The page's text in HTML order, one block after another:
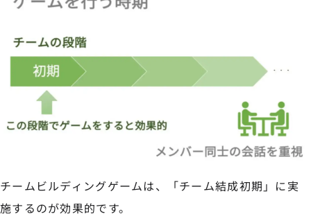
チームビルディングゲームは、「チーム結成初期」に実
施するのが効果的です。